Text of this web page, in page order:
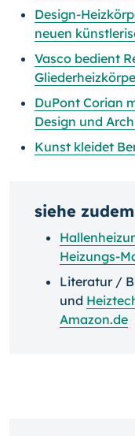
Design-
neuen
Vasco bedient
DuPont Corian
Design und
Kunst kleidet
siehe
Heizungs-
Literatur /
und
Amazon.de